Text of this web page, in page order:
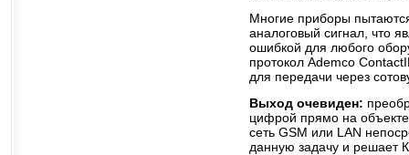
Многие приборы
аналоговый сигнал, что
ошибкой для любого
протокол Ademco
для передачи через
Выход очевиден:
цифрой прямо на
сеть GSM или LAN
данную задачу и решает